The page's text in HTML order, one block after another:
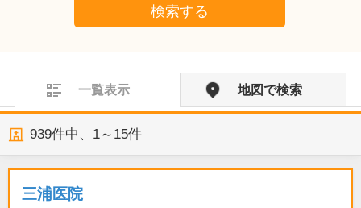
検索する
一覧表示 地図で検索
939件中、 1～15件
三浦医院